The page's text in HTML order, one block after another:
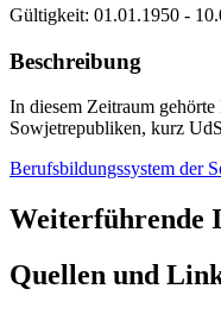
Gültigkeit: 01.01.1950 -
Beschreibung
In diesem Zeitraum
Sowjetrepubliken, kurz
Berufsbildungssystem der
Weiterführende
Quellen und